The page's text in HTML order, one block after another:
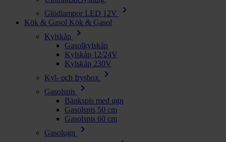
Glödlampor LED 12V chevron_right
Kök & Gasol Kök & Gasol
Kylskåp
chevron_right
Gasolkylskåp
Kylskåp 12/24V
Kylskåp 230V
Kyl- och frysbox
chevron_right
Gasolspis chevron_right
Bänkspis med ugn
Gasolspis 50 cm
Gasolspis 60 cm
Gasolugn
chevron_right